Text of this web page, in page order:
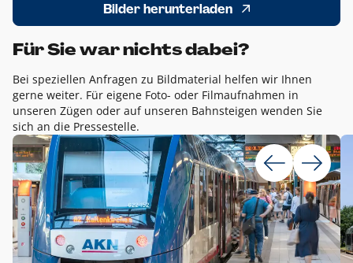
Bilder herunterladen
Für Sie war nichts dabei?
Bei speziellen Anfragen zu Bildmaterial helfen wir Ihnen
gerne weiter. Für eigene Foto- oder Filmaufnahmen in
unseren Zügen oder auf unseren Bahnsteigen wenden Sie
sich an die Pressestelle.